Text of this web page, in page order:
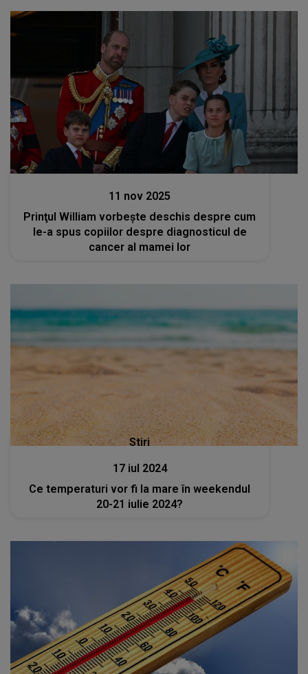
Stiri mondene
11 nov 2025
Prinţul William vorbeşte deschis despre cum
le-a spus copiilor despre diagnosticul de
cancer al mamei lor
Stiri
17 iul 2024
Ce temperaturi vor fi la mare în weekendul
20-21 iulie 2024?